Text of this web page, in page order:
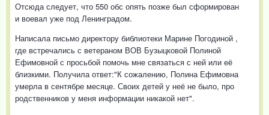
Отсюда следует, что 550 обс опять позже был сформирован
и воевал уже под Ленинградом.
Написала письмо директору библиотеки Марине Погодиной ,
где встречались с ветераном ВОВ Бузыцковой Полиной
Ефимовной с просьбой помочь мне связаться с ней или её
близкими. Получила ответ:"К сожалению, Полина Ефимовна
умерла в сентябре месяце. Своих детей у неё не было, про
родственников у меня информации никакой нет".